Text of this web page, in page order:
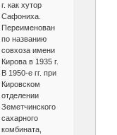
г. как хутор
Сафониха.
Переименован
по названию
совхоза имени
Кирова в 1935 г.
В 1950-е гг. при
Кировском
отделении
Земетчинского
сахарного
комбината,